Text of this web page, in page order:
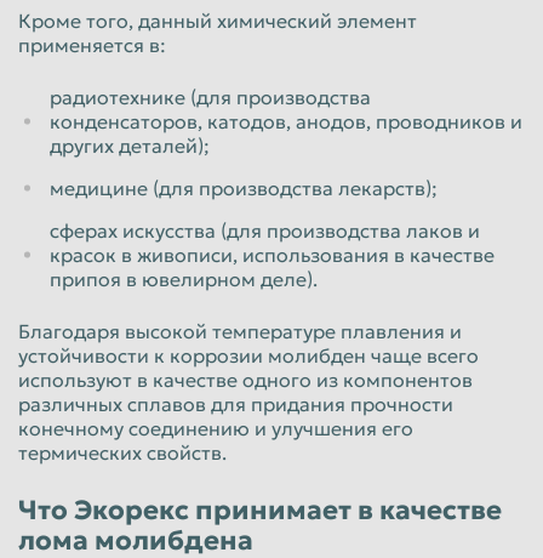
Подольск
Рыбинск Рязань
Саратов Севастополь
Смоленск Сочи
Ставрополь Старый Оскол
Стерлитамак Сургут
Таганрог Тамбов
Кроме того, данный химический элемент
применяется в:
радиотехнике (для производства
конденсаторов, катодов, анодов, проводников и
других деталей);
медицине (для производства лекарств);
сферах искусства (для производства лаков и
красок в живописи, использования в качестве
припоя в ювелирном деле).
Благодаря высокой температуре плавления и
устойчивости к коррозии молибден чаще всего
используют в качестве одного из компонентов
различных сплавов для придания прочности
конечному соединению и улучшения его
термических свойств.
Что Экорекс принимает в качестве
лома молибдена